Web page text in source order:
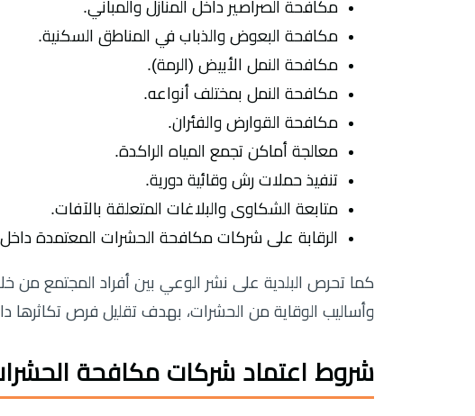
مكافحة الصراصير داخل المنازل والمباني.
مكافحة البعوض والذباب في المناطق السكنية.
مكافحة النمل الأبيض (الرمة).
مكافحة النمل بمختلف أنواعه.
مكافحة القوارض والفئران.
معالجة أماكن تجمع المياه الراكدة.
تنفيذ حملات رش وقائية دورية.
متابعة الشكاوى والبلاغات المتعلقة بالآفات.
الرقابة على شركات مكافحة الحشرات المعتمدة داخل
كما تحرص البلدية على نشر الوعي بين أفراد المجتمع من
وأساليب الوقاية من الحشرات، بهدف تقليل فرص تكاثرها
شروط اعتماد شركات مكافحة